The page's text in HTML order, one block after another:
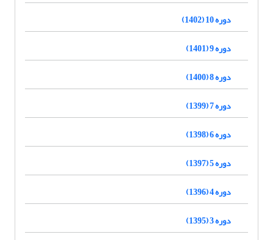
دوره 10 (1402)
دوره 9 (1401)
دوره 8 (1400)
دوره 7 (1399)
دوره 6 (1398)
دوره 5 (1397)
دوره 4 (1396)
دوره 3 (1395)